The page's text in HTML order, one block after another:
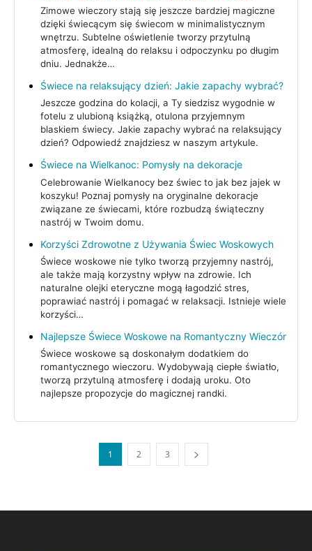
Zimowe wieczory stają się jeszcze bardziej magiczne
dzięki świecącym się świecom w minimalistycznym
wnętrzu. Subtelne oświetlenie tworzy przytulną
atmosferę, idealną do relaksu i odpoczynku po długim
dniu. Jednakże…
Świece na relaksujący dzień: Jakie zapachy wybrać?
Jeszcze godzina do kolacji, a Ty siedzisz wygodnie w
fotelu z ulubioną książką, otulona przyjemnym
blaskiem świecy. Jakie zapachy wybrać na relaksujący
dzień? Odpowiedź znajdziesz w naszym artykule.
Świece na Wielkanoc: Pomysły na dekoracje
Celebrowanie Wielkanocy bez świec to jak bez jajek w
koszyku! Poznaj pomysły na oryginalne dekoracje
związane ze świecami, które rozbudzą świąteczny
nastrój w Twoim domu.
Korzyści Zdrowotne z Używania Świec Woskowych
Świece woskowe nie tylko tworzą przyjemny nastrój,
ale także mają korzystny wpływ na zdrowie. Ich
naturalne olejki eteryczne mogą łagodzić stres,
poprawiać nastrój i pomagać w relaksacji. Istnieje wiele
korzyści…
Najlepsze Świece Woskowe na Romantyczny Wieczór
Świece woskowe są doskonałym dodatkiem do
romantycznego wieczoru. Wydobywają ciepłe światło,
tworzą przytulną atmosferę i dodają uroku. Oto
najlepsze propozycje do magicznej randki.
1 2 3